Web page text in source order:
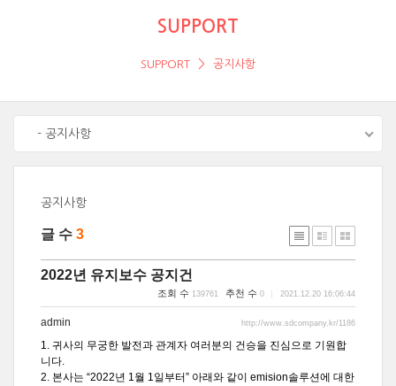
SUPPORT
SUPPORT 공지사항
- 공지사항
공지사항
글 수 3
2022년 유지보수 공지건
조회 수 139761 추천 수 0 2021.12.20 16:06:44
admin http://www.sdcompany.kr/1186
1. 귀사의 무궁한 발전과 관계자 여러분의 건승을 진심으로 기원합
니다.
2. 본사는 “2022년 1월 1일부터” 아래와 같이 emision솔루션에 대한